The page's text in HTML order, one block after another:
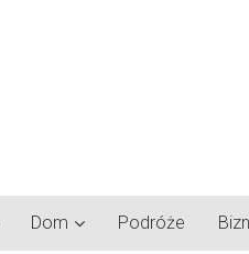
Dom Podróże